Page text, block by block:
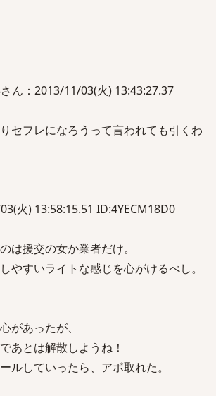
ん：2013/11/03(火) 13:43:27.37
セフレになろうって言われても引くわ
火) 13:58:15.51 ID:4YECM18D0
は援交の女か業者だけ。
やすいライトな感じを心がけるべし。
があったが、
あとは解散しようね！
ルしていったら、アポ取れた。